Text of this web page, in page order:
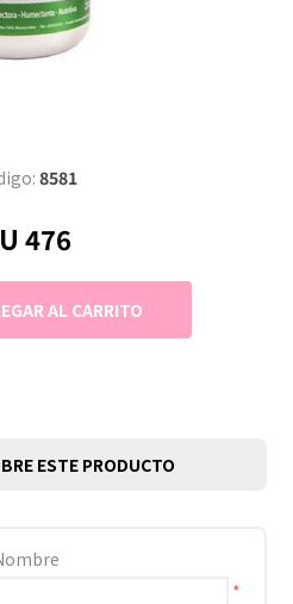
8581
476
ESTE PRODUCTO
*